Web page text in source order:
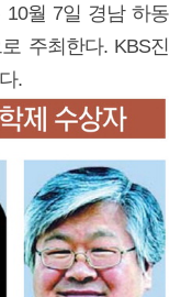
10월 7일 경남 하동
주최한다. KBS진
.